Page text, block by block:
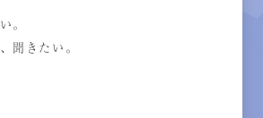
。
聞きたい。